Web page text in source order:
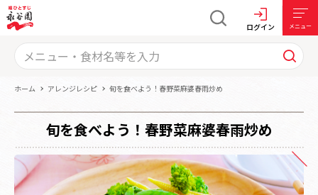
ログイン メニュー
ホーム アレンジレシピ 旬を食べよう！春野菜麻婆春雨炒め
旬を食べよう！春野菜麻婆春雨炒め